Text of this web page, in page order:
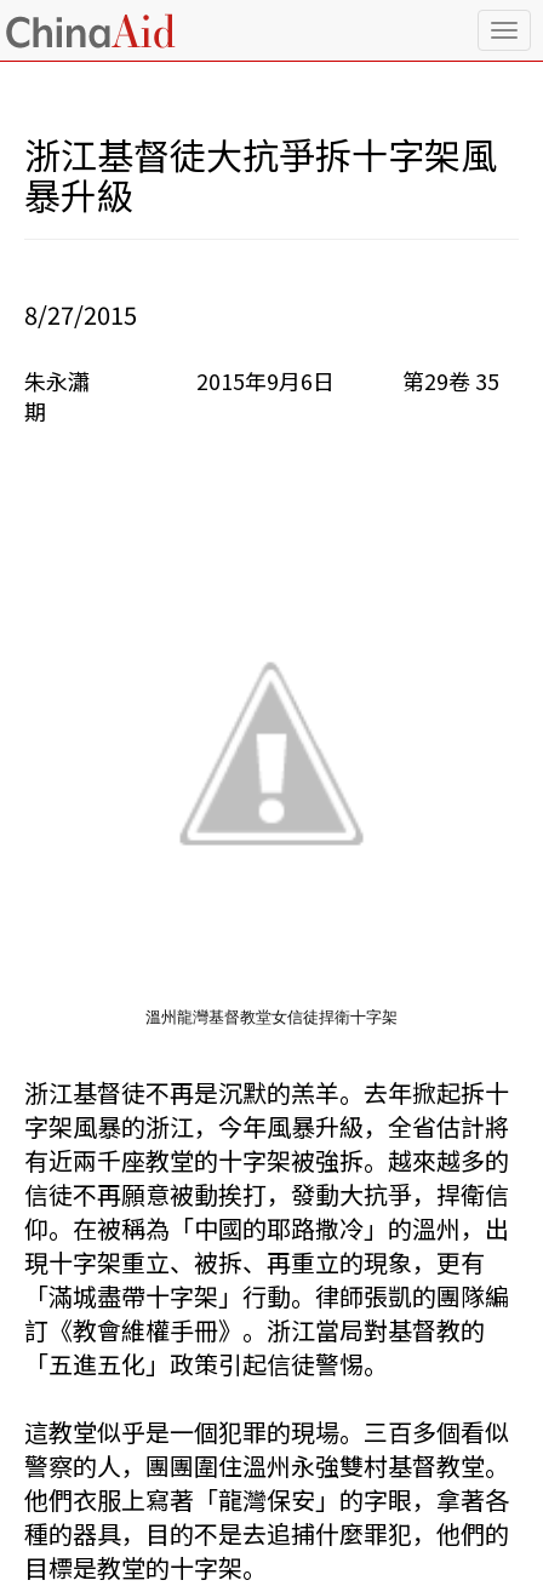
T
o
浙江基督徒大抗爭拆十字架風
暴升級
8/27/2015
朱永瀟 2015年9月6日 第29卷 35
期
溫州龍灣基督教堂女信徒捍衛十字架
浙江基督徒不再是沉默的羔羊。去年掀起拆十
字架風暴的浙江，今年風暴升級，全省估計將
有近兩千座教堂的十字架被強拆。越來越多的
信徒不再願意被動挨打，發動大抗爭，捍衛信
仰。在被稱為「中國的耶路撒冷」的溫州，出
現十字架重立、被拆、再重立的現象，更有
「滿城盡帶十字架」行動。律師張凱的團隊編
訂《教會維權手冊》。浙江當局對基督教的
「五進五化」政策引起信徒警惕。
這教堂似乎是一個犯罪的現場。三百多個看似
警察的人，團團圍住溫州永強雙村基督教堂。
他們衣服上寫著「龍灣保安」的字眼，拿著各
種的器具，目的不是去追捕什麼罪犯，他們的
目標是教堂的十字架。